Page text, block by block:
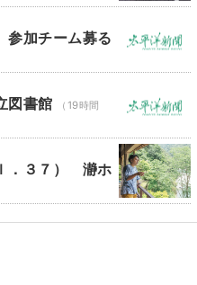
加チーム募る
図書館
（19時間
．３７） 瀞ホ